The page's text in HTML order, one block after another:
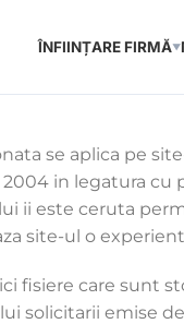
ÎNFIINȚARE FIRMĂ▼
se aplica pe
in legatura
ii este ceruta
site-ul o
fisiere care sunt
solicitarii emise